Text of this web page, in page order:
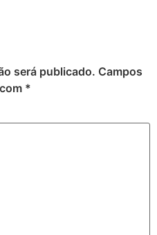
Cartilha Segurança Pública e LGBT no Distrito Federal
será publicado. Campos
*